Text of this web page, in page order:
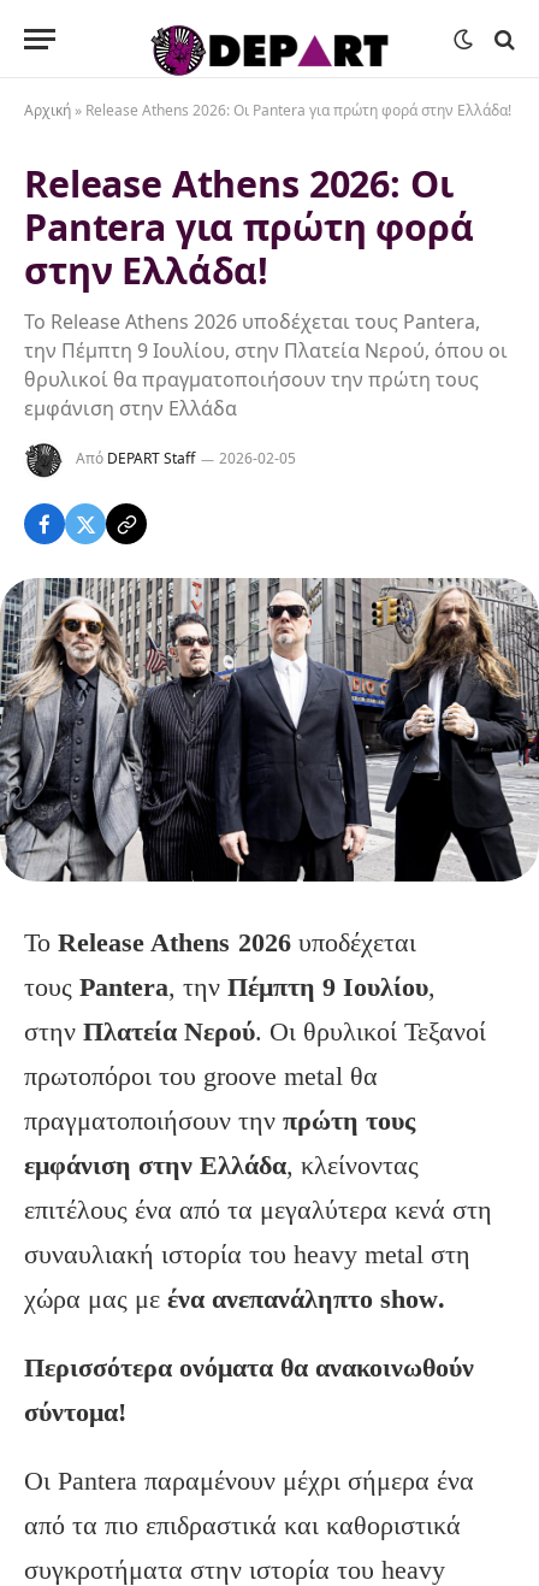
Αρχική » Release Athens 2026: Οι Pantera για πρώτη φορά στην Ελλάδα!
Release Athens 2026: Οι
Pantera για πρώτη φορά
στην Ελλάδα!
Το Release Athens 2026 υποδέχεται τους Pantera,
την Πέμπτη 9 Ιουλίου, στην Πλατεία Νερού, όπου οι
θρυλικοί θα πραγματοποιήσουν την πρώτη τους
εμφάνιση στην Ελλάδα
Από DEPART Staff 2026-02-05
Το Release Athens 2026 υποδέχεται
τους Pantera, την Πέμπτη 9 Ιουλίου,
στην Πλατεία Νερού. Οι θρυλικοί Τεξανοί
πρωτοπόροι του groove metal θα
πραγματοποιήσουν την πρώτη τους
εμφάνιση στην Ελλάδα, κλείνοντας
επιτέλους ένα από τα μεγαλύτερα κενά στη
συναυλιακή ιστορία του heavy metal στη
χώρα μας με ένα ανεπανάληπτο show.
Περισσότερα ονόματα θα ανακοινωθούν
σύντομα!
Οι Pantera παραμένουν μέχρι σήμερα ένα
από τα πιο επιδραστικά και καθοριστικά
συγκροτήματα στην ιστορία του heavy